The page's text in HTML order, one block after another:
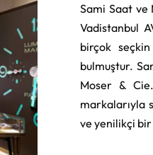
Sami Saat ve
Vadistanbul
birçok
bulmuştur.
Moser &
markalarıyla
ve yenilikçi